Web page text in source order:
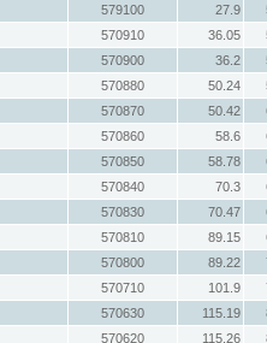
579100 27.9
570910 36.05
570900 36.2
570880 50.24
570870 50.42
570860 58.6
570850 58.78
570840 70.3
570830 70.47
570810 89.15
570800 89.22
570710 101.9
570630 115.19
570620 115.26